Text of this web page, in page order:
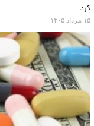
کرد
۱۵ مرداد ۱۴۰۵